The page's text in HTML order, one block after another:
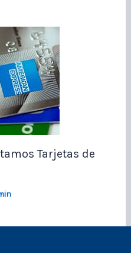
Tarjetas de